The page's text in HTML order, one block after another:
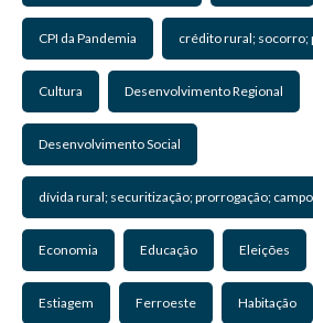
CPI da Pandemia crédito rural; socorro;
Cultura Desenvolvimento Regional
Desenvolvimento Social
dívida rural; securitização; prorrogação;
Economia Educação Eleições
Estiagem Ferroeste Habitação